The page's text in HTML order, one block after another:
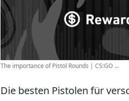
The importance of Pistol Rounds | CS:GO ...
Die besten Pistolen für